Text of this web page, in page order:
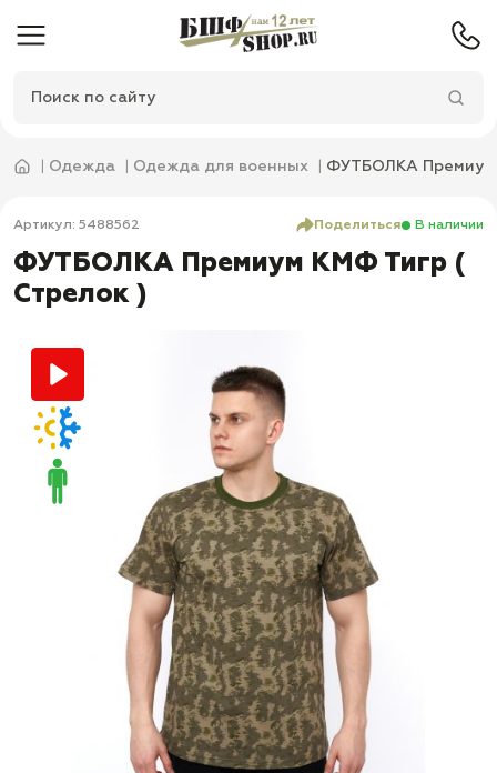
Одежда Одежда для военных ФУТБОЛКА Премиум
Артикул: 5488562 Поделиться В наличии
ФУТБОЛКА Премиум КМФ Тигр (
Стрелок )